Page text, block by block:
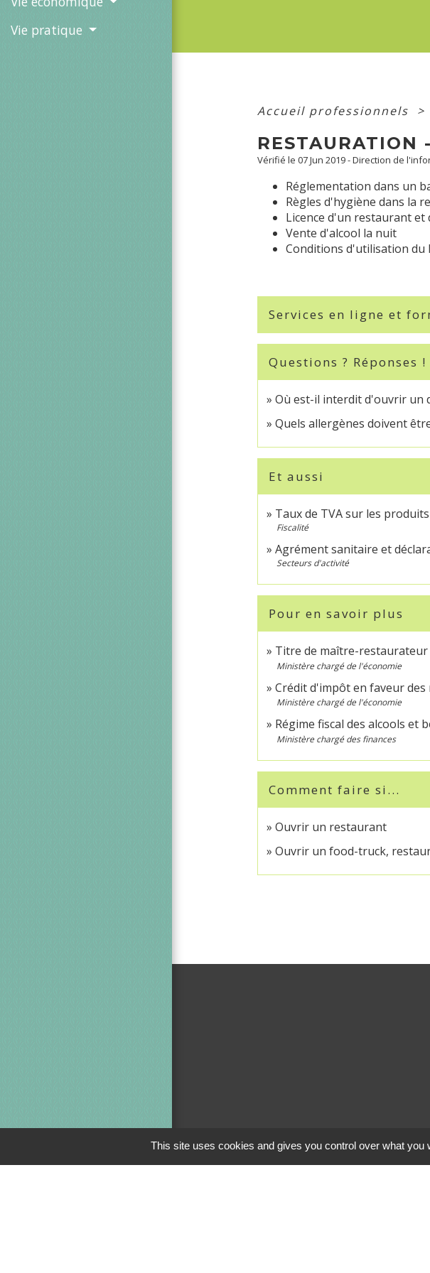
Vie pratique
Accueil professionnels >
RESTAURATION
Vérifié le 07 Jun 2019 - Direction de
Réglementation dans un
Règles d'hygiène dans la
Licence d'un restaurant et
Vente d'alcool la nuit
Conditions d'utilisation du
Services en ligne et
Questions ? Réponses !
Où est-il interdit d'ouvrir un
Quels allergènes doivent
Et aussi
Taux de TVA sur les
Fiscalité
Agrément sanitaire et
Secteurs d'activité
Pour en savoir plus
Titre de maître-restaurateur
Ministère chargé de l'économie
Crédit d'impôt en faveur
Ministère chargé de l'économie
Régime fiscal des alcools et
Ministère chargé des finances
Comment faire si...
Ouvrir un restaurant
Ouvrir un food-truck,
This site uses cookies and gives you control over what you